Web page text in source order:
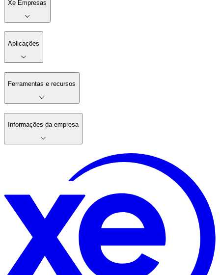
Xe Empresas
Aplicações
Ferramentas e recursos
Informações da empresa